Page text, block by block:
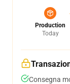
Production
Today
Consegna